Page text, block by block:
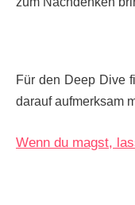
Für den Deep Dive
darauf aufmerksam
Wenn du magst,